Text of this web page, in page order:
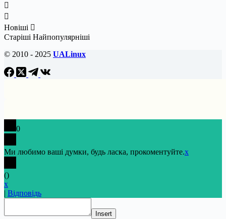
Новіші
Старіші Найпопулярніші
© 2010 - 2025 UALinux
0
Ми любимо ваші думки, будь ласка, прокоментуйте.x
()
x
| Відповідь
Insert